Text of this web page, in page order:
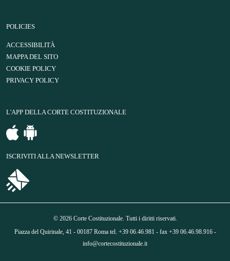
POLICIES
ACCESSIBILITÀ
MAPPA DEL SITO
COOKIE POLICY
PRIVACY POLICY
L'APP DELLA CORTE COSTITUZIONALE
ISCRIVITI ALLA NEWSLETTER
© 2026 Corte Costituzionale. Tutti i diritti riservati.
Piazza del Quirinale, 41 - 00187 Roma tel. +39 06.46.981 - fax +39 06.46.98.916 -
info@cortecostituzionale.it